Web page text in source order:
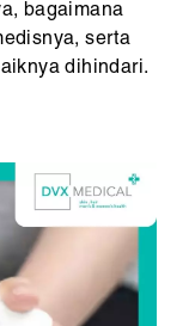
bagaimana
serta
dihindari.